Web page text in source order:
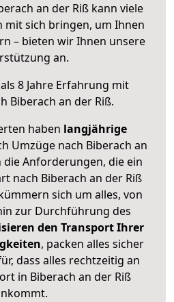
an der Riß kann viele
sich bringen, um Ihnen
– bieten wir Ihnen unsere
an.
8 Jahre Erfahrung mit
Biberach an der Riß.
haben langjährige
Umzüge nach Biberach an
Anforderungen, die ein
nach Biberach an der Riß
sich um alles, von
zur Durchführung des
den Transport Ihrer
, packen alles sicher
dass alles rechtzeitig an
in Biberach an der Riß